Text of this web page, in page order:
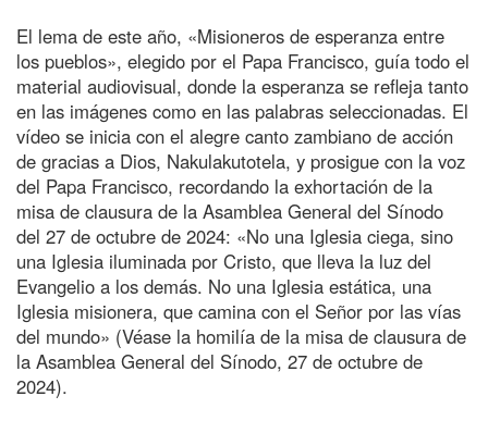
El lema de este año, «Misioneros de esperanza entre
los pueblos», elegido por el Papa Francisco, guía todo el
material audiovisual, donde la esperanza se refleja tanto
en las imágenes como en las palabras seleccionadas. El
vídeo se inicia con el alegre canto zambiano de acción
de gracias a Dios, Nakulakutotela, y prosigue con la voz
del Papa Francisco, recordando la exhortación de la
misa de clausura de la Asamblea General del Sínodo
del 27 de octubre de 2024: «No una Iglesia ciega, sino
una Iglesia iluminada por Cristo, que lleva la luz del
Evangelio a los demás. No una Iglesia estática, una
Iglesia misionera, que camina con el Señor por las vías
del mundo» (Véase la homilía de la misa de clausura de
la Asamblea General del Sínodo, 27 de octubre de
2024).